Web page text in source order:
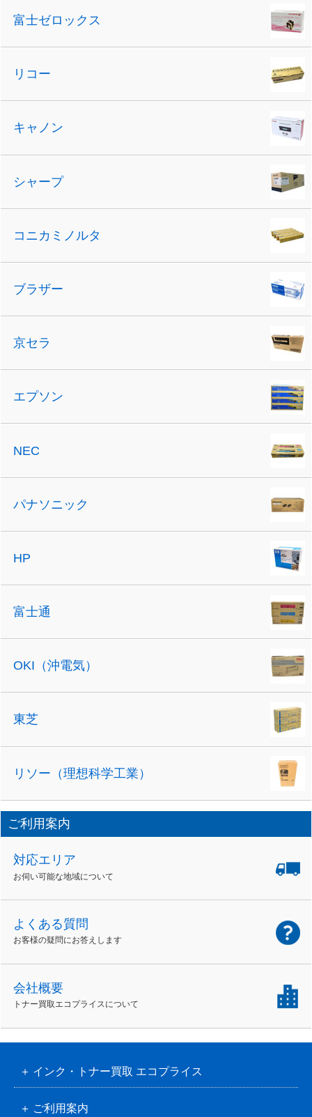
富士ゼロックス
リコー
キャノン
シャープ
コニカミノルタ
ブラザー
京セラ
エプソン
NEC
パナソニック
HP
富士通
OKI（沖電気）
東芝
リソー（理想科学工業）
ご利用案内
対応エリア
お伺い可能な地域について
よくある質問
お客様の疑問にお答えします
会社概要
トナー買取エコプライスについて
インク・トナー買取 エコプライス
ご利用案内